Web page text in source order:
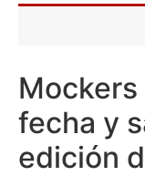
Mockers
fecha y
edición